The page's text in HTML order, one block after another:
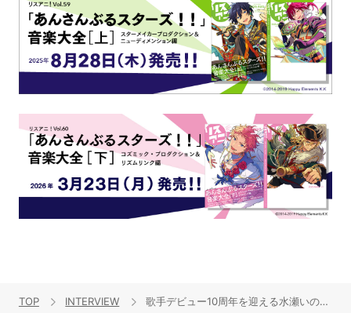
TOP INTERVIEW 歌手デビュー10周年を迎える水瀬いのりが初のベスト盤『Travel Record』と2ndハーフアルバム『Turquoise』を同時リリース！年々増してゆくアーティスト活動への“熱い想い”を語るロングインタビュー